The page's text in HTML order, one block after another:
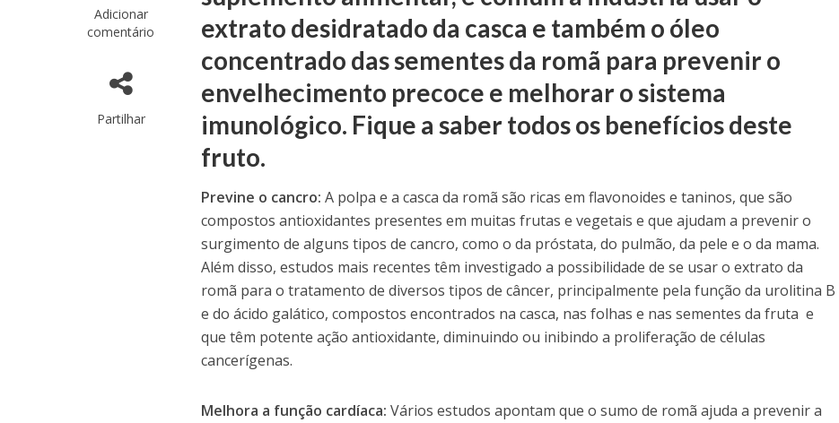
Adicionar
comentário
Partilhar
extrato desidratado da casca e também o óleo
concentrado das sementes da romã para prevenir o
envelhecimento precoce e melhorar o sistema
imunológico. Fique a saber todos os benefícios deste
fruto.
Previne o cancro:A polpa e a casca da romã são ricas em flavonoides e taninos, que são
compostos antioxidantes presentes em muitas frutas e vegetais e que ajudam a prevenir o
surgimento de alguns tipos de cancro, como o da próstata, do pulmão, da pele e o da mama.
Além disso, estudos mais recentes têm investigado a possibilidade de se usar o extrato da
romã para o tratamento de diversos tipos de câncer, principalmente pela função da urolitina B
e do ácido galático, compostos encontrados na casca, nas folhas e nas sementes da fruta e
que têm potente ação antioxidante, diminuindo ou inibindo a proliferação de células
cancerígenas.
Melhora a função cardíaca: Vários estudos apontam que o sumo de romã ajuda a prevenir a